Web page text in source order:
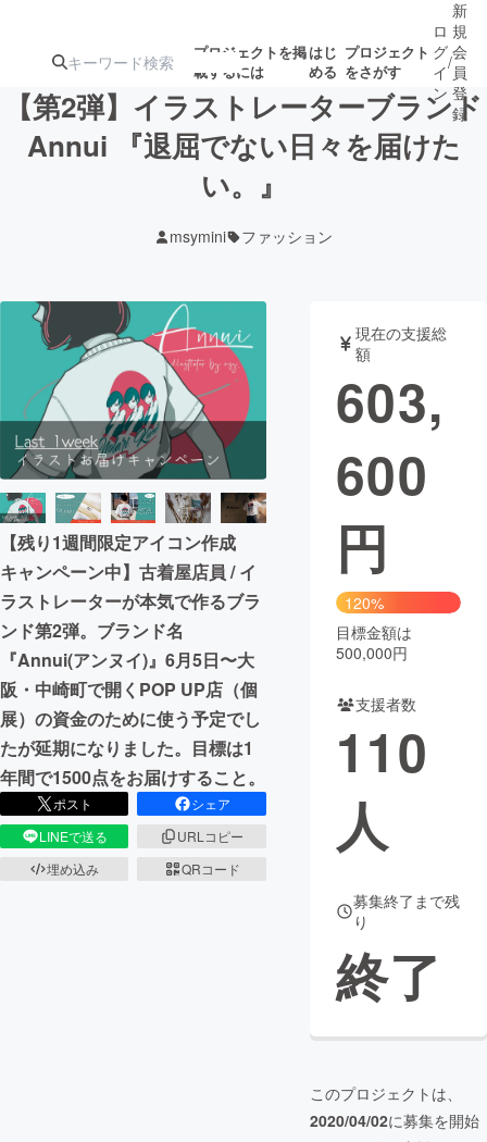
プロジェクトを掲
載するには
はじ
める
プロジェクト
をさがす
注目の新着プロ
募集終了が近いプ
テクノロジー・ガジェット
映像・映画 書籍・雑誌
ビジネス・起業 チャレンジ
まちづくり・地域活性化
CAMPFIRE for Social Good
CAMPFIRE Creation
CAMPFIREふるさと納税
コミュニティ
ロ
グ
イ
ン
/
新
規
会
員
登
録
【第2弾】イラストレーターブランド
Annui 『退屈でない日々を届けた
い。』
msymini ファッション
【残り1週間限定アイコン作成
キャンペーン中】古着屋店員 / イ
ラストレーターが本気で作るブラ
ンド第2弾。ブランド名
『Annui(アンヌイ)』6月5日〜大
阪・中崎町で開くPOP UP店（個
展）の資金のために使う予定でし
たが延期になりました。目標は1
年間で1500点をお届けすること。
ポスト
シェア
LINEで送る
URLコピー
埋め込み
QRコード
現在の支援総
額
603,
600
円
120%
目標金額は
500,000円
支援者数
110
人
募集終了まで残
り
終了
このプロジェクトは、
2020/04/02に募集を開始